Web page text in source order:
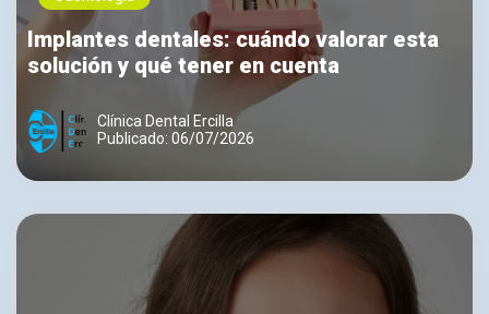
Implantes dentales: cuándo valorar esta
solución y qué tener en cuenta
Clínica Dental Ercilla
Publicado: 06/07/2026